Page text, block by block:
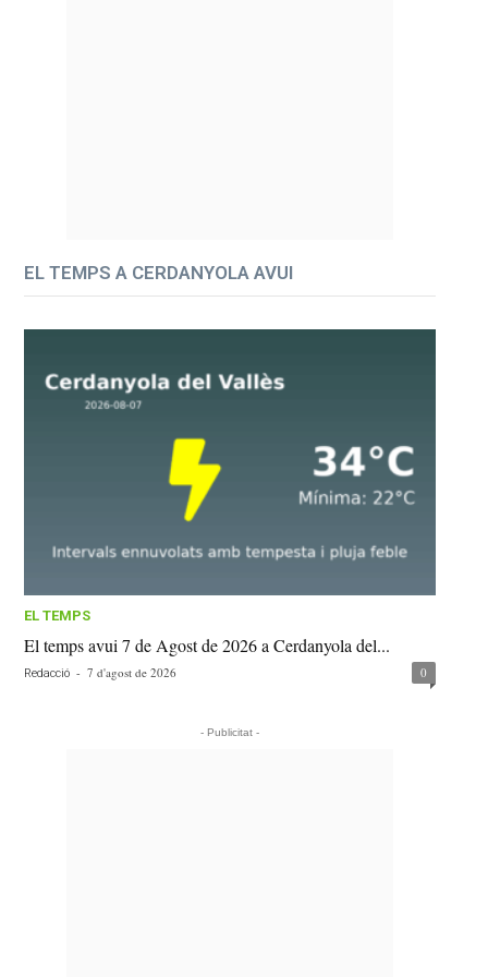
EL TEMPS A CERDANYOLA AVUI
EL TEMPS
El temps avui 7 de Agost de 2026 a Cerdanyola del...
Redacció - 7 d'agost de 2026 0
- Publicitat -